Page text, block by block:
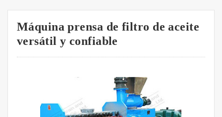
Máquina prensa de filtro de aceite
versátil y confiable